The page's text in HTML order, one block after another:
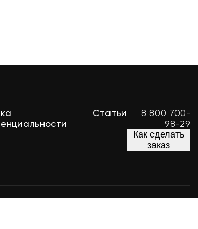
Статьи
8 800 700-
98-29
Как сделать
заказ